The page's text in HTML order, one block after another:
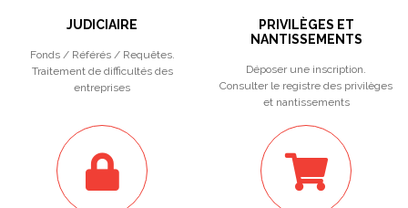
JUDICIAIRE
Fonds / Référés / Requêtes.
Traitement de difficultés des
entreprises
PRIVILÈGES ET
NANTISSEMENTS
Déposer une inscription.
Consulter le registre des privilèges
et nantissements